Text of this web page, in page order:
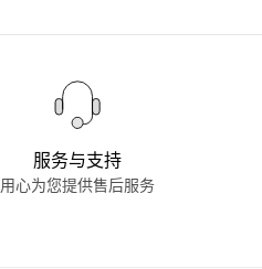
服务与支持
用心为您提供售后服务